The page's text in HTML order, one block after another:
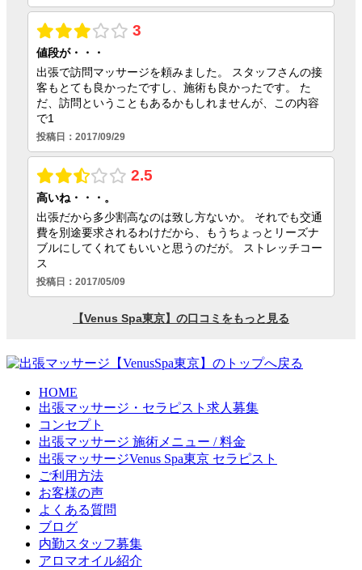
HOME
出張マッサージ・セラピスト求人募集
コンセプト
出張マッサージ 施術メニュー / 料金
出張マッサージVenus Spa東京 セラピスト
ご利用方法
お客様の声
よくある質問
ブログ
内勤スタッフ募集
アロマオイル紹介